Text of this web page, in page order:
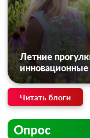
Летние
Читать блоги
Опрос